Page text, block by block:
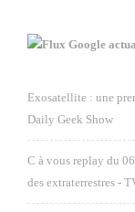
Google
Exosatellite : une
Daily Geek Show
C à vous replay du
des extraterrestres -